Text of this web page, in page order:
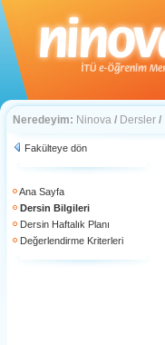
Neredeyim: Ninova / Dersler /
Fakülteye dön
Ana Sayfa
Dersin Bilgileri
Dersin Haftalık Planı
Değerlendirme Kriterleri